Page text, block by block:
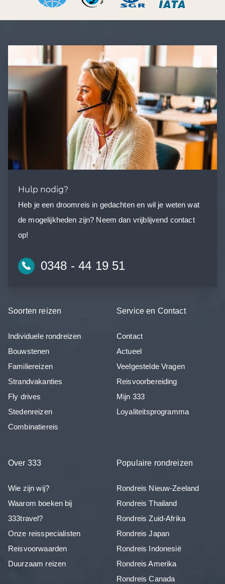
Hulp nodig?
Heb je een droomreis in gedachten en wil je weten wat
de mogelijkheden zijn? Neem dan vrijblijvend contact
op!
0348 - 44 19 51
Soorten reizen
Individuele rondreizen
Bouwstenen
Familiereizen
Strandvakanties
Fly drives
Stedenreizen
Combinatiereis
Service en Contact
Contact
Actueel
Veelgestelde Vragen
Reisvoorbereiding
Mijn 333
Loyaliteitsprogramma
Over 333
Wie zijn wij?
Waarom boeken bij
333travel?
Onze reisspecialisten
Reisvoorwaarden
Duurzaam reizen
Populaire rondreizen
Rondreis Nieuw-Zeeland
Rondreis Thailand
Rondreis Zuid-Afrika
Rondreis Japan
Rondreis Indonesië
Rondreis Amerika
Rondreis Canada